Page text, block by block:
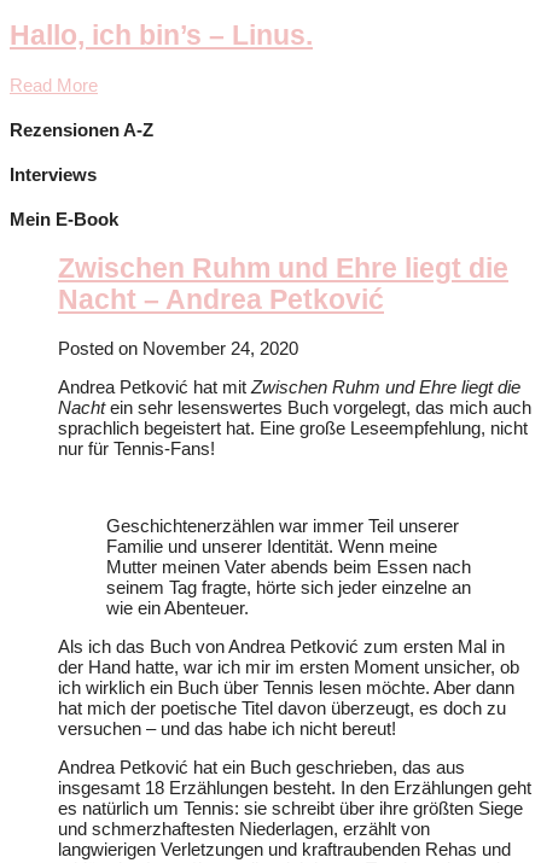
Hallo, ich bin’s – Linus.
Read More
Rezensionen A-Z
Interviews
Mein E-Book
Zwischen Ruhm und Ehre liegt die
Nacht – Andrea Petković
Posted on November 24, 2020
Andrea Petković hat mit Zwischen Ruhm und Ehre liegt die
Nachtein sehr lesenswertes Buch vorgelegt, das mich auch
sprachlich begeistert hat. Eine große Leseempfehlung, nicht
nur für Tennis-Fans!
Geschichtenerzählen war immer Teil unserer
Familie und unserer Identität. Wenn meine
Mutter meinen Vater abends beim Essen nach
seinem Tag fragte, hörte sich jeder einzelne an
wie ein Abenteuer.
Als ich das Buch von Andrea Petković zum ersten Mal in
der Hand hatte, war ich mir im ersten Moment unsicher, ob
ich wirklich ein Buch über Tennis lesen möchte. Aber dann
hat mich der poetische Titel davon überzeugt, es doch zu
versuchen – und das habe ich nicht bereut!
Andrea Petković hat ein Buch geschrieben, das aus
insgesamt 18 Erzählungen besteht. In den Erzählungen geht
es natürlich um Tennis: sie schreibt über ihre größten Siege
und schmerzhaftesten Niederlagen, erzählt von
langwierigen Verletzungen und kraftraubenden Rehas und